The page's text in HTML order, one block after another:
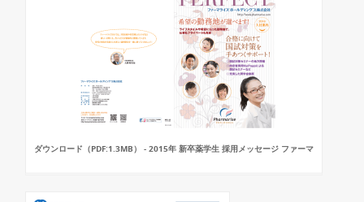
ダウンロード（PDF:1.3MB） - 2015年 新卒薬学生 採用メッセージ ファーマ